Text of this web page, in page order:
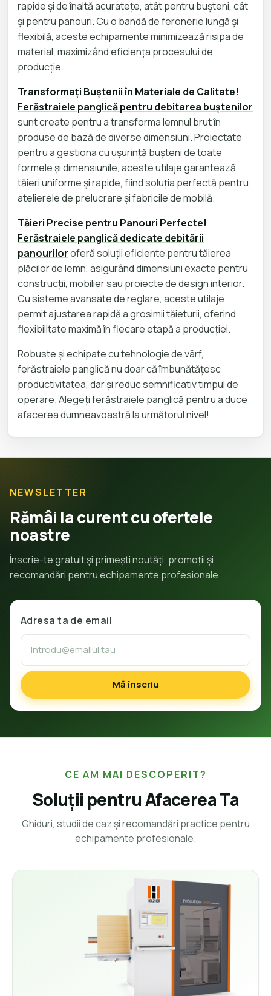
rapide și de înaltă acuratețe, atât pentru bușteni, cât
și pentru panouri. Cu o bandă de feronerie lungă și
flexibilă, aceste echipamente minimizează risipa de
material, maximizând eficiența procesului de
producție.
Transformați Buștenii în Materiale de Calitate!
Ferăstraiele panglică pentru debitarea buștenilor
sunt create pentru a transforma lemnul brut în
produse de bază de diverse dimensiuni. Proiectate
pentru a gestiona cu ușurință bușteni de toate
formele și dimensiunile, aceste utilaje garantează
tăieri uniforme și rapide, fiind soluția perfectă pentru
atelierele de prelucrare și fabricile de mobilă.
Tăieri Precise pentru Panouri Perfecte!
Ferăstraiele panglică dedicate debitării
panouriloroferă soluții eficiente pentru tăierea
plăcilor de lemn, asigurând dimensiuni exacte pentru
construcții, mobilier sau proiecte de design interior.
Cu sisteme avansate de reglare, aceste utilaje
permit ajustarea rapidă a grosimii tăieturii, oferind
flexibilitate maximă în fiecare etapă a producției.
Robuste și echipate cu tehnologie de vârf,
ferăstraiele panglică nu doar că îmbunătățesc
productivitatea, dar și reduc semnificativ timpul de
operare. Alegeți ferăstraiele panglică pentru a duce
afacerea dumneavoastră la următorul nivel!
NEWSLETTER
Rămâi la curent cu ofertele
noastre
Înscrie-te gratuit și primești noutăți, promoții și
recomandări pentru echipamente profesionale.
Adresa ta de email
Mă înscriu
CE AM MAI DESCOPERIT?
Soluții pentru Afacerea Ta
Ghiduri, studii de caz și recomandări practice pentru
echipamente profesionale.